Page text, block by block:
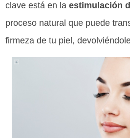
clave está en laestimulación
proceso natural que puede
firmeza de tu piel,